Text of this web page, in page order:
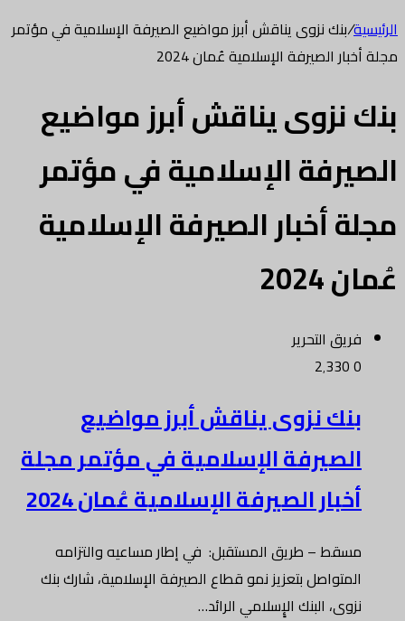
الرئيسية/بنك نزوى يناقش أبرز مواضيع الصيرفة الإسلامية في مؤتمر
مجلة أخبار الصيرفة الإسلامية عُمان 2024
بنك نزوى يناقش أبرز مواضيع
الصيرفة الإسلامية في مؤتمر
مجلة أخبار الصيرفة الإسلامية
عُمان 2024
فريق التحرير
0
بنك نزوى يناقش أبرز مواضيع
الصيرفة الإسلامية في مؤتمر مجلة
أخبار الصيرفة الإسلامية عُمان 2024
مسقط – طريق المستقبل: في إطار مساعيه والتزامه
المتواصل بتعزيز نمو قطاع الصيرفة الإسلامية، شارك بنك
نزوى، البنك الإٍسلامي الرائد…